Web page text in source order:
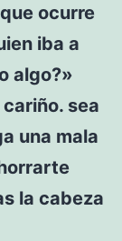
ocurre
iba a
algo?»
sea
una mala
la cabeza